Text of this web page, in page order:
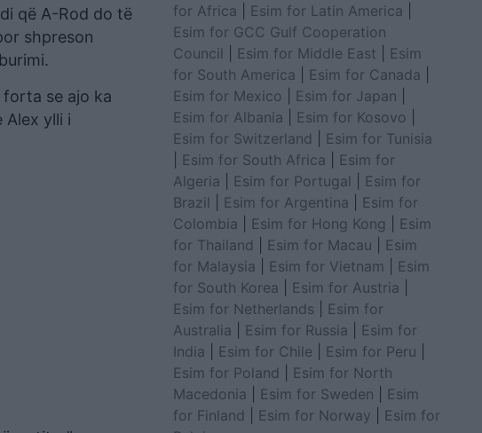
që A-Rod do të
shpreson
se ajo ka
Alex ylli i
for Africa
Esim for Latin America
Esim for GCC Gulf Cooperation
Council
Esim for Middle East
Esim
for South America
Esim for Canada
Esim for Mexico
Esim for Japan
Esim for Albania
Esim for Kosovo
Esim for Switzerland
Esim for Tunisia
Esim for South Africa
Esim for
Algeria
Esim for Portugal
Esim for
Brazil
Esim for Argentina
Esim for
Colombia
Esim for Hong Kong
Esim
for Thailand
Esim for Macau
Esim
for Malaysia
Esim for Vietnam
Esim
for South Korea
Esim for Austria
Esim for Netherlands
Esim for
Australia
Esim for Russia
Esim for
India
Esim for Chile Esim for Peru
Esim for Poland
Esim for North
Macedonia
Esim for Sweden
Esim
for Finland
Esim for Norway
Esim for